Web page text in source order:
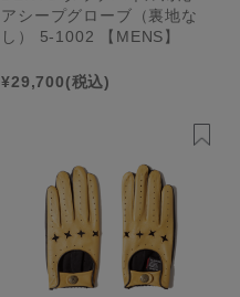
アシープグローブ（裏地な
し） 5-1002 【MENS】
¥29,700(税込)